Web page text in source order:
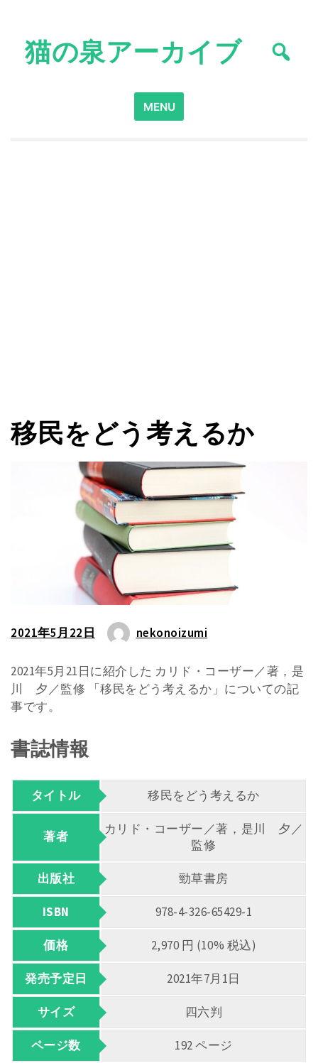
content猫の泉アーカイブ
Search
for:
MENU
移民をどう考えるか
2021年5月22日 nekonoizumi
2021年5月21日に紹介した カリド・コーザー／著，是
川 夕／監修 「移民をどう考えるか」についての記
事です。
書誌情報
タイトル 移民をどう考えるか
著者
カリド・コーザー／著，是川 夕／
監修
出版社 勁草書房
ISBN 978-4-326-65429-1
価格 2,970 円 (10% 税込)
発売予定日 2021年7月1日
サイズ 四六判
ページ数 192 ページ